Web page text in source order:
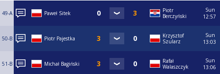
49-A Paweł Sitek
Piotr
Berczyński
Sun
12:57
50-B Piotr Pajestka
Krzysztof
Szularz
Sun
13:03
51-B Michał Bagiński
Rafał
Walaszczyk
Sun
13:06